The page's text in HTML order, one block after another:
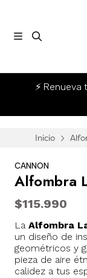
⚡
Inicio
CANNON
Alfombra
$115.990
La Alfombra
un diseño de
geométricos y
pieza de aire
calidez a tus